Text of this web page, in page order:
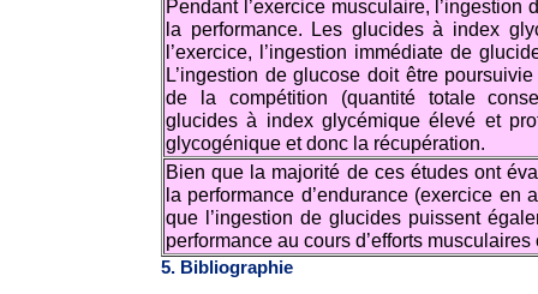
Pendant l’exercice musculaire, l’ingestion
la performance. Les glucides à index
l’exercice, l’ingestion immédiate de
L’ingestion de glucose doit être
de la compétition (quantité totale
glucides à index glycémique élevé et
glycogénique et donc la récupération.
Bien que la majorité de ces études ont
la performance d’endurance (exercice en
que l’ingestion de glucides puissent
performance au cours d’efforts
5. Bibliographie